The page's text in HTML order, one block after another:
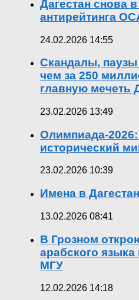
Дагестан снова
антирейтинга
24.02.2026 14:55
Скандалы, паузы
чем за 250
главную мечеть
23.02.2026 13:49
Олимпиада-
исторический
23.02.2026 10:39
Имена в
13.02.2026 08:41
В Грозном
арабского
МГУ
12.02.2026 14:18